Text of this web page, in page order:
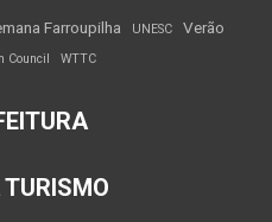
Farroupilha UNESC
Verão
Council WTTC